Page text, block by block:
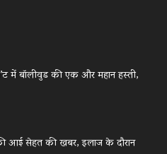
में बॉलीवुड की एक और महान हस्ती,
आई सेहत की खबर, इलाज के दौरान